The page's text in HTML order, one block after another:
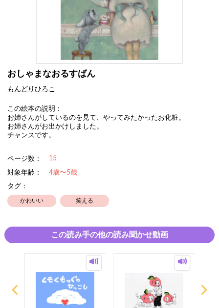
おしゃまなおるすばん
もんどりひろこ
この絵本の説明：
お姉さんがしているのを見て、やってみたかったお化粧。
お姉さんがお出かけしました。
チャンスです。
ページ数： 15
対象年齢：
4歳〜5歳
タグ：
かわいい 笑える
この読み手の他の読み聞かせ動画